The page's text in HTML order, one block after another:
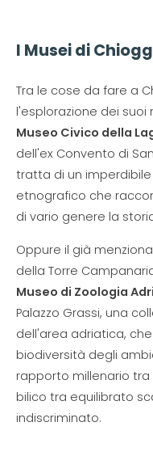
I Musei di
Tra le cose da fare a
l'esplorazione dei suoi
Museo Civico della
dell'ex Convento di
tratta di un
etnografico che
di vario genere la
Oppure il già
della Torre
Museo di Zoologia
Palazzo Grassi, una
dell'area adriatica,
biodiversità degli
rapporto millenario
bilico tra equilibrato
indiscriminato.